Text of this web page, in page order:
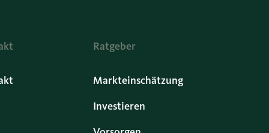
Ratgeber
Markteinschätzung
Investieren